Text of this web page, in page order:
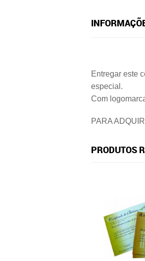
Entregar este
especial.
Com
PARA
PRODUTOS